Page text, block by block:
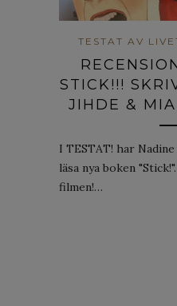
TESTAT AV
STICK!!!
JIHDE &
I TESTAT! har
läsa nya boken
filmen!…